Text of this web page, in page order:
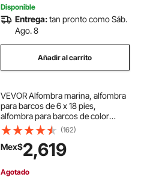
Disponible
Entrega:tan pronto como Sáb.
Ago. 8
Añadir al carrito
VEVOR Alfombra marina, alfombra
para barcos de 6 x 18 pies,
alfombra para barcos de color
marrón oscuro, alfombra marina
para interiores y exteriores con
respaldo de TPR impermeable, rollo
de alfombra
(162)
Mex$2,619
Agotado